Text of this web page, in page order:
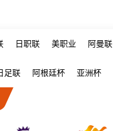
日职联 美职业 阿曼联
足联 阿根廷杯 亚洲杯